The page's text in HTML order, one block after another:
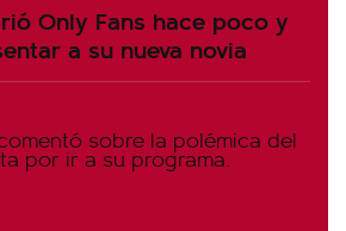
Only Fans hace poco y
a su nueva novia